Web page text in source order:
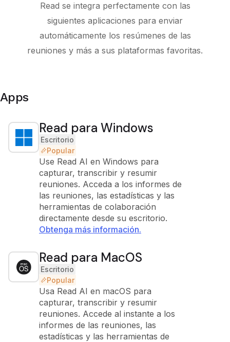
Read se integra perfectamente con las
siguientes aplicaciones para enviar
automáticamente los resúmenes de las
reuniones y más a sus plataformas favoritas.
Apps
Read para Windows
Escritorio
Popular
Use Read AI en Windows para
capturar, transcribir y resumir
reuniones. Acceda a los informes de
las reuniones, las estadísticas y las
herramientas de colaboración
directamente desde su escritorio.
Obtenga más información.
Read para MacOS
Escritorio
Popular
Usa Read AI en macOS para
capturar, transcribir y resumir
reuniones. Accede al instante a los
informes de las reuniones, las
estadísticas y las herramientas de